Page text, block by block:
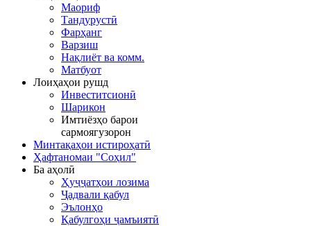
Маориф
Тандурустӣ
Фарҳанг
Варзиш
Нақлиёт ва комм.
Матбуот
Лоиҳаҳои рушд
Инвеститсионӣ
Шарикон
Имтиёзҳо барои
сармоягузорон
Минтақаҳои истироҳатӣ
Ҳафтаномаи "Соҳил"
Ба аҳолӣ
Ҳуҷҷатҳои лозима
Ҷадвали қабул
Эълонҳо
Қабулгоҳи ҷамъиятӣ